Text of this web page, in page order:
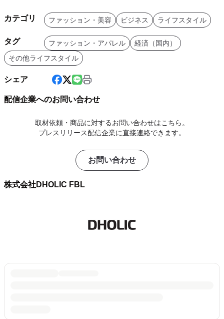
カテゴリ ファッション・美容 ビジネス ライフスタイル
タグ ファッション・アパレル
経済（国内）
その他ライフスタイル
シェア
配信企業へのお問い合わせ
取材依頼・商品に対するお問い合わせはこちら。
プレスリリース配信企業に直接連絡できます。
お問い合わせ
株式会社DHOLIC FBL